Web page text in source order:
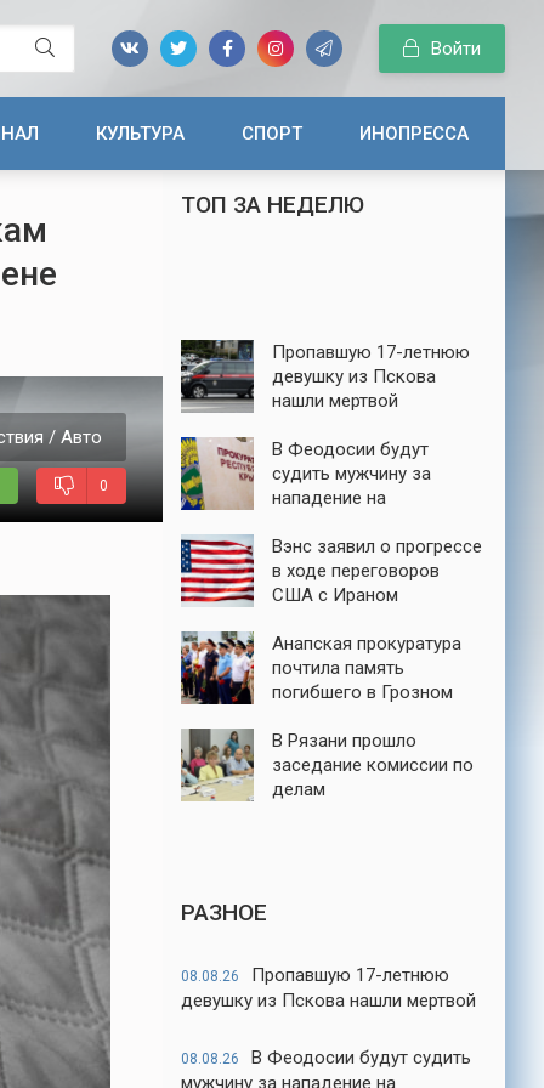
Войти
КУЛЬТУРА СПОРТ ИНОПРЕССА
/ Авто
0
ТОП ЗА НЕДЕЛЮ
Пропавшую 17-летнюю
девушку из Пскова
нашли мертвой
В Феодосии будут
судить мужчину за
нападение на
Вэнс заявил о прогрессе
в ходе переговоров
США с Ираном
Анапская прокуратура
почтила память
погибшего в Грозном
В Рязани прошло
заседание комиссии по
делам
РАЗНОЕ
08.08.26
Пропавшую 17-летнюю
девушку из Пскова нашли мертвой
08.08.26
В Феодосии будут судить
мужчину за нападение на